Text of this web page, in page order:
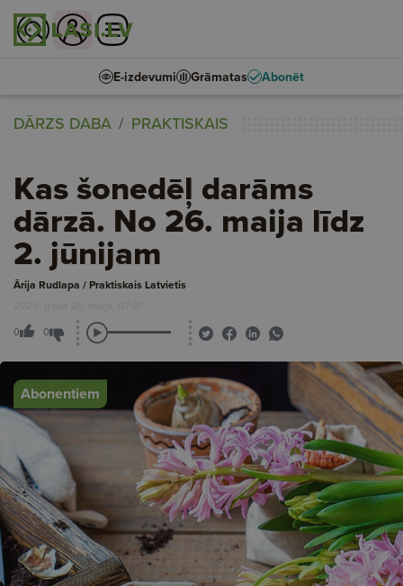
E-izdevumi Grāmatas Abonēt
DĀRZS DABA PRAKTISKAIS
Kas šonedēļ darāms
dārzā. No 26. maija līdz
2. jūnijam
Ārija Rudlapa / Praktiskais Latvietis
2026. gada 26. maijs, 07:01
0 0
Abonentiem